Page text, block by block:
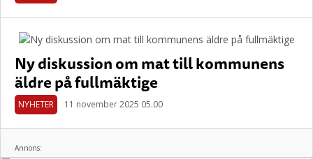
Ny diskussion om mat till kommunens
äldre på fullmäktige
NYHETER 11 november 2025 05.00
Annons: